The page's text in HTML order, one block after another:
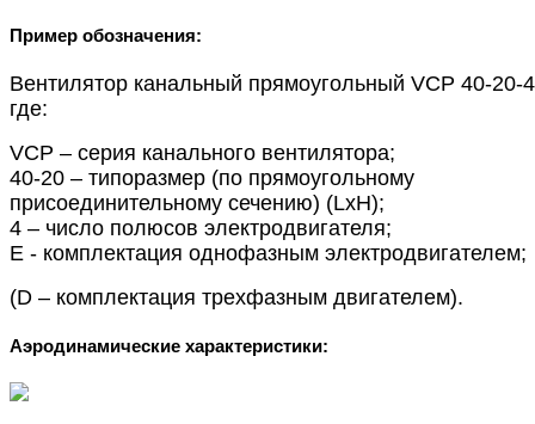
Пример обозначения:
Вентилятор канальный прямоугольный VCP 40-20-
где:
VCP – серия канального вентилятора;
40-20 – типоразмер (по прямоугольному
присоединительному сечению) (LxH);
4 – число полюсов электродвигателя;
Е - комплектация однофазным электродвигателем;
(D – комплектация трехфазным двигателем).
Аэродинамические характеристики: